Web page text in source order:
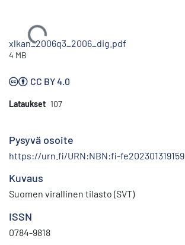
Ladataan...
xlkan_2006q3_2006_dig.pdf
4 MB
CC BY 4.0
Lataukset 107
Pysyvä osoite
https://urn.fi/URN:NBN:fi-fe202301319159
Kuvaus
Suomen virallinen tilasto (SVT)
ISSN
0784-9818